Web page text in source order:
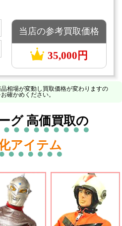
当店の参考買取価格
35,000円
相場が変動し買取価格が変わりますの
確かめください。
グ 高価買取の
アイテム